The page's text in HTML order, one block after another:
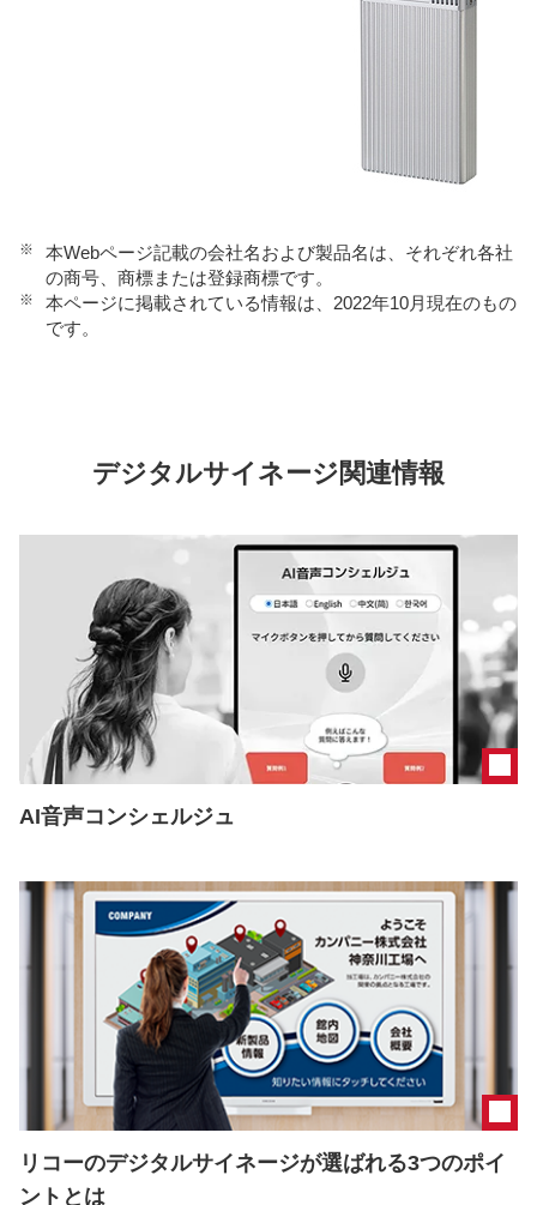
※
本Webページ記載の会社名および製品名は、それぞれ各社
の商号、商標または登録商標です。
※
本ページに掲載されている情報は、2022年10月現在のもの
です。
デジタルサイネージ関連情報
AI音声コンシェルジュ
リコーのデジタルサイネージが選ばれる3つのポイ
ントとは